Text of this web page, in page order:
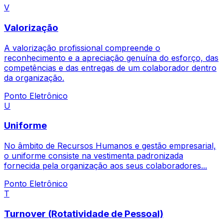
V
Valorização
A valorização profissional compreende o
reconhecimento e a apreciação genuína do esforço, das
competências e das entregas de um colaborador dentro
da organização.
Ponto Eletrônico
U
Uniforme
No âmbito de Recursos Humanos e gestão empresarial,
o uniforme consiste na vestimenta padronizada
fornecida pela organização aos seus colaboradores...
Ponto Eletrônico
T
Turnover (Rotatividade de Pessoal)